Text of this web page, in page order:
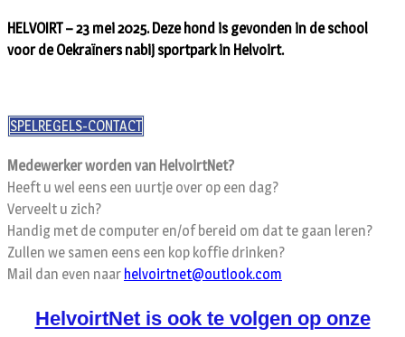
HELVOIRT – 23 mei 2025. Deze hond is gevonden in de school
voor de Oekraïners nabij sportpark in Helvoirt.
SPELREGELS-CONTACT
Medewerker worden van HelvoirtNet?
Heeft u wel eens een uurtje over op een dag?
Verveelt u zich?
Handig met de computer en/of bereid om dat te gaan leren?
Zullen we samen eens een kop koffie drinken?
Mail dan even naar helvoirtnet@outlook.com
HelvoirtNet is ook te volgen op onze